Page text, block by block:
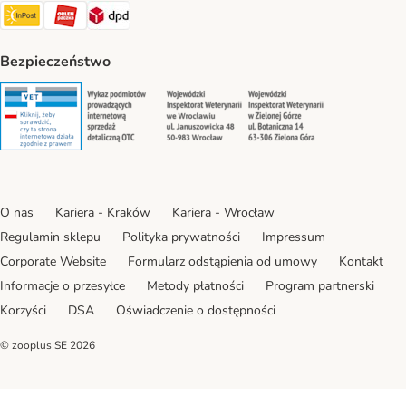
Paczkomat® Shipping Method
ORLEN Paczka Shipping Method
DPD Shipping Method
Bezpieczeństwo
Security Security Security
O nas Kariera - Kraków
Kariera - Wrocław
Regulamin sklepu
Polityka prywatności
Impressum
Corporate Website
Formularz odstąpienia od umowy
Kontakt
Informacje o przesyłce
Metody płatności
Program partnerski
Korzyści
DSA Oświadczenie o dostępności
© zooplus SE 2026